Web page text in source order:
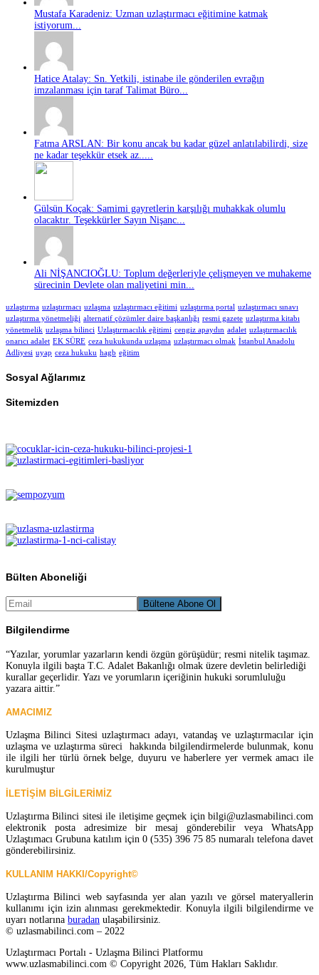
Mustafa Karadeniz: Uzman uzlaştırmacı eğitimine katmak
istiyorum...
Hatice Atalay: Sn. Yetkili, istinabe ile gönderilen evrağın
imzalanması için taraf Talimat Büro...
Fatma ARSLAN: Bir konu ancak bu kadar güzel anlatılabilirdi, size
ne kadar teşekkür etsek az.....
Gülsün Koçak: Samimi gayretlerin karşılığı muhakkak olumlu
olacaktır. Teşekkürler Sayın Nişanc...
Ali NİŞANCIOĞLU: Toplum değerleriyle çelişmeyen ve muhakeme
sürecinin Devlete olan maliyetini min...
uzlaştırma uzlaştırmacı uzlaşma uzlaştırmacı eğitimi uzlaştırma portal uzlaştırmacı sınavı
uzlaştırma yönetmeliği alternatif çözümler daire başkanlığı resmi gazete uzlaştırma kitabı
yönetmelik uzlaşma bilinci Uzlaştırmacılık eğitimi cengiz apaydın adalet uzlaştırmacılık
onarıcı adalet EK SÜRE ceza hukukunda uzlaşma uzlaştırmacı olmak İstanbul Anadolu
Adliyesi uyap ceza hukuku hagb eğitim
Sosyal Ağlarımız
Sitemizden
Bülten Aboneliği
Bilgilendirme
“Yazılar, yorumlar yazarların kendi özgün görüşüdür; resmi nitelik taşımaz.
Konuyla ilgili başta T.C. Adalet Bakanlığı olmak üzere devletin belirlediği
kurallar geçerlidir. Yazı ve yorumların içeriğinin hukuki sorumluluğu
yazara aittir.”
AMACIMIZ
Uzlaşma Bilinci Sitesi uzlaştırmacı adayı, vatandaş ve uzlaştırmacılar için
uzlaşma ve uzlaştırma süreci hakkında bilgilendirmelerde bulunmak, konu
ile ilgili her türlü örnek belge, duyuru ve haberlere yer vermek amacı ile
kurulmuştur
İLETİŞİM BİLGİLERİMİZ
Uzlaştırma Bilinci sitesi ile iletişime geçmek için bilgi@uzlasmabilinci.com
elektronik posta adresimize bir mesaj gönderebilir veya WhatsApp
Uzlaştımacı Grubuna katılım için 0 (535) 396 75 85 numaralı telefona davet
gönderebilirsiniz.
KULLANIM HAKKI/Copyright©
Uzlaştırma Bilinci web sayfasında yer alan yazılı ve görsel materyallerin
kullanımı için izin alınması gerekmektedir. Konuyla ilgili bilgilendirme ve
uyarı notlarına buradan ulaşabilirsiniz.
© uzlasmabilinci.com – 2022
Uzlaştırmacı Portalı - Uzlaşma Bilinci Platformu
www.uzlasmabilinci.com © Copyright 2026, Tüm Hakları Saklıdır.